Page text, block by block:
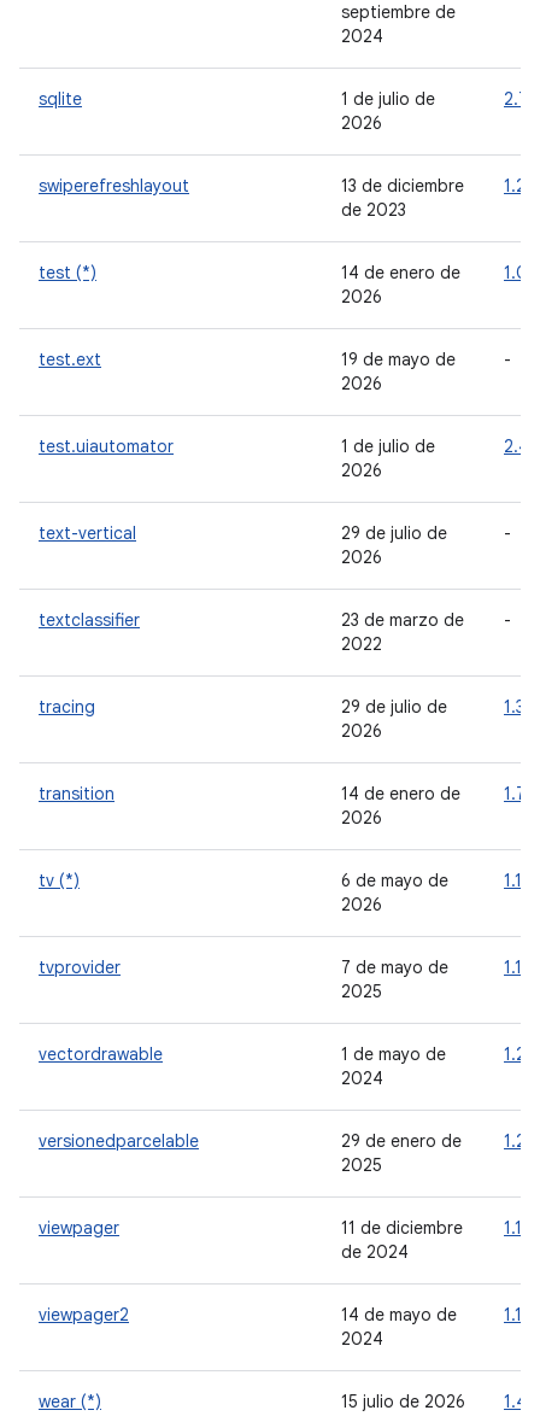
septiembre de
2024
sqlite
1 de julio de
2026
swiperefreshlayout
13 de diciembre
de 2023
test (*)
14 de enero de
2026
1.0.1
test.ext
19 de mayo de
2026
-
test.uiautomator
1 de julio de
2026
text-vertical
29 de julio de
2026
-
textclassifier
23 de marzo de
2022
-
tracing
29 de julio de
2026
1.3.0
transition
14 de enero de
2026
1.7.0
tv (*)
6 de mayo de
2026
1.1.0
tvprovider
7 de mayo de
2025
1.1.0
vectordrawable
1 de mayo de
2024
versionedparcelable
29 de enero de
2025
1.2.1
viewpager
11 de diciembre
de 2024
1.1.0
viewpager2
14 de mayo de
2024
1.1.0
wear (*) 15 julio de 2026